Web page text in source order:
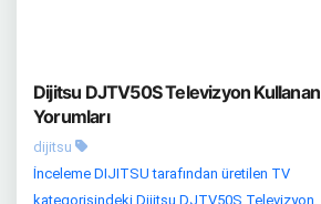
Dijitsu DJTV50S Televizyon Kullanan
Yorumları
dijitsu
İnceleme DIJITSU tarafından üretilen TV
kategorisindeki Dijitsu DJTV50S Televizyon,